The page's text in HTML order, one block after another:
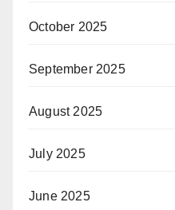
October 2025
September 2025
August 2025
July 2025
June 2025